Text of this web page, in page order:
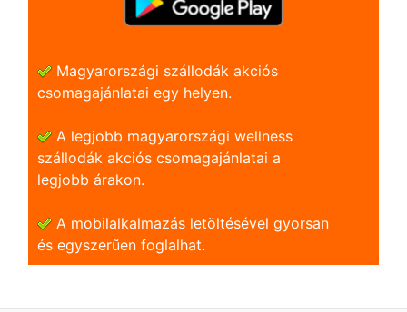
Magyarországi szállodák akciós
csomagajánlatai egy helyen.
A legjobb magyarországi wellness
szállodák akciós csomagajánlatai a
legjobb árakon.
A mobilalkalmazás letöltésével gyorsan
és egyszerũen foglalhat.